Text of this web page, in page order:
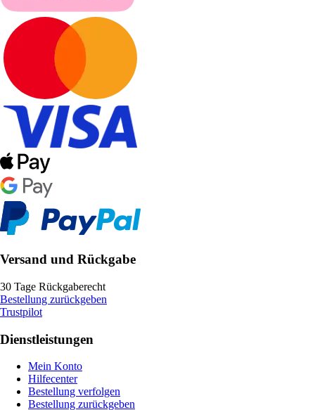
Versand und Rückgabe
30 Tage Rückgaberecht
Bestellung zurückgeben
Trustpilot
Dienstleistungen
Mein Konto
Hilfecenter
Bestellung verfolgen
Bestellung zurückgeben